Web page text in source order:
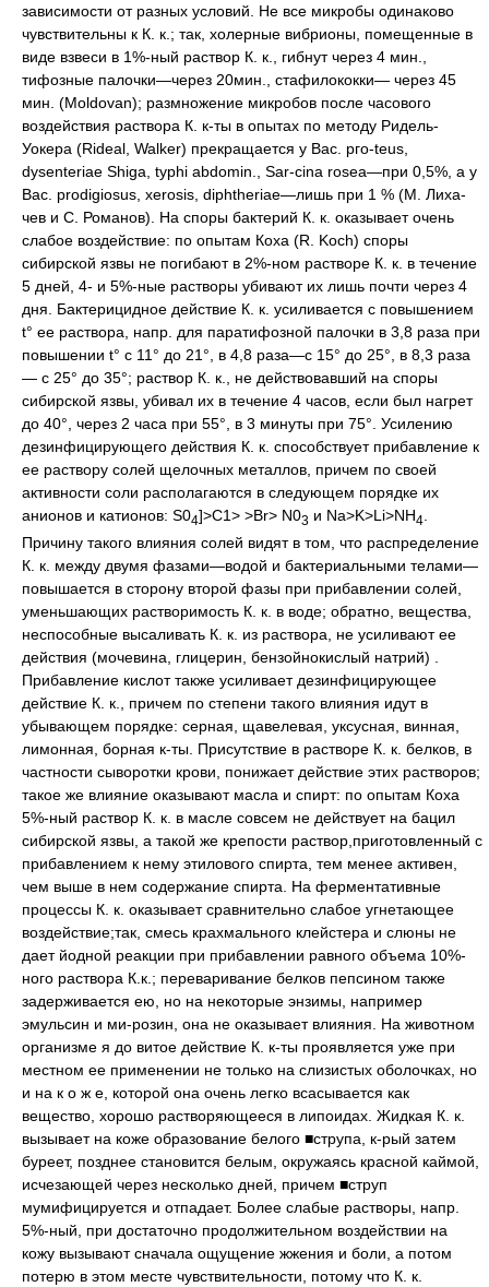
зависимости от разных условий. Не все микробы одинаково
чувствительны к К. к.; так, холерные вибрионы, помещенные в
виде взвеси в 1%-ный раствор К. к., гибнут через 4 мин.,
тифозные палочки—через 20мин., стафилококки— через 45
мин. (Moldovan); размножение микробов после часового
воздействия раствора К. к-ты в опытах по методу Ридель-
Уокера (Rideal, Walker) прекращается у Вас. рго-teus,
dysenteriae Shiga, typhi abdomin., Sar-cina rosea—при 0,5%, а у
Вас. prodigiosus, xerosis, diphtheriae—лишь при 1 % (M. Лиха-
чев и С. Романов). На споры бактерий К. к. оказывает очень
слабое воздействие: по опытам Коха (R. Koch) споры
сибирской язвы не погибают в 2%-ном растворе К. к. в течение
5 дней, 4- и 5%-ные растворы убивают их лишь почти через 4
дня. Бактерицидное действие К. к. усиливается с повышением
t° ее раствора, напр. для паратифозной палочки в 3,8 раза при
повышении t° с 11° до 21°, в 4,8 раза—с 15° до 25°, в 8,3 раза
— с 25° до 35°; раствор К. к., не действовавший на споры
сибирской язвы, убивал их в течение 4 часов, если был нагрет
до 40°, через 2 часа при 55°, в 3 минуты при 75°. Усилению
дезинфицирующего действия К. к. способствует прибавление к
ее раствору солей щелочных металлов, причем по своей
активности соли располагаются в следующем порядке их
анионов и катионов: S04]>C1> >Br> N03 и Na>K>Li>NH4
Причину такого влияния солей видят в том, что распределение
К. к. между двумя фазами—водой и бактериальными телами—
повышается в сторону второй фазы при прибавлении солей,
уменьшающих растворимость К. к. в воде; обратно, вещества,
неспособные высаливать К. к. из раствора, не усиливают ее
действия (мочевина, глицерин, бензойнокислый натрий) .
Прибавление кислот также усиливает дезинфицирующее
действие К. к., причем по степени такого влияния идут в
убывающем порядке: серная, щавелевая, уксусная, винная,
лимонная, борная к-ты. Присутствие в растворе К. к. белков, в
частности сыворотки крови, понижает действие этих растворов;
такое же влияние оказывают масла и спирт: по опытам Коха
5%-ный раствор К. к. в масле совсем не действует на бацил
сибирской язвы, а такой же крепости раствор,приготовленный с
прибавлением к нему этилового спирта, тем менее активен,
чем выше в нем содержание спирта. На ферментативные
процессы К. к. оказывает сравнительно слабое угнетающее
воздействие;так, смесь крахмального клейстера и слюны не
дает йодной реакции при прибавлении равного объема 10%-
ного раствора К.к.; переваривание белков пепсином также
задерживается ею, но на некоторые энзимы, например
эмульсин и ми-розин, она не оказывает влияния. На животном
организме я до витое действие К. к-ты проявляется уже при
местном ее применении не только на слизистых оболочках, но
и на к о ж е, которой она очень легко всасывается как
вещество, хорошо растворяющееся в липоидах. Жидкая К. к.
вызывает на коже образование белого ■струпа, к-рый затем
буреет, позднее становится белым, окружаясь красной каймой,
исчезающей через несколько дней, причем ■струп
мумифицируется и отпадает. Более слабые растворы, напр.
5%-ный, при достаточно продолжительном воздействии на
кожу вызывают сначала ощущение жжения и боли, а потом
потерю в этом месте чувствительности, потому что К. к.